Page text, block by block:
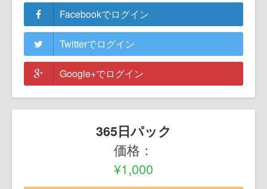
Facebookでログイン
Twitterでログイン
Google+でログイン
365日パック
価格：
¥1,000